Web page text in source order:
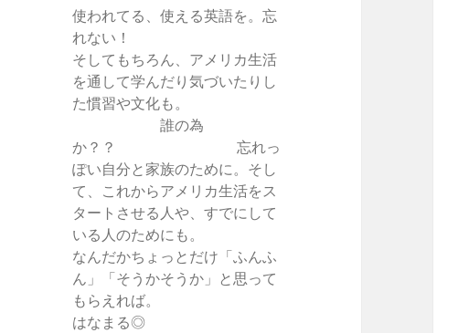
使われてる、使える英語を。忘
れない！
そしてもちろん、アメリカ生活
を通して学んだり気づいたりし
た慣習や文化も。
誰の為
か？？ 忘れっ
ぽい自分と家族のために。そし
て、これからアメリカ生活をス
タートさせる人や、すでにして
いる人のためにも。
なんだかちょっとだけ「ふんふ
ん」「そうかそうか」と思って
もらえれば。
はなまる◎